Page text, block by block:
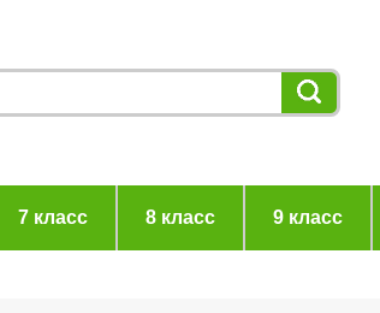
7 класс 8 класс 9 класс